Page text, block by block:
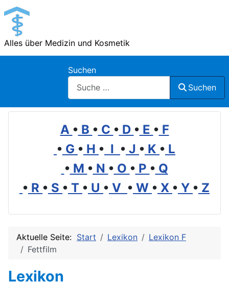
Alles über Medizin und Kosmetik
Suchen
Suchen
A • B • C • D • E • F
• G • H • I • J • K • L
• M • N • O • P • Q
• R • S • T • U • V • W • X • Y • Z
Aktuelle Seite: Start Lexikon
Lexikon F
Fettfilm
Lexikon